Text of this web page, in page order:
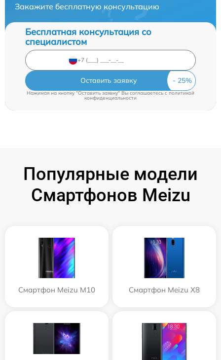
Закажите бесплатную консультацию
Бесплатная консультация со
специалистом
Оставить заявку
Нажимая на кнопку "Оставить заявку" Вы соглашаетесь cполитикой
конфиденциальности
Популярные модели
Смартфонов Meizu
Смартфон Meizu M10 Смартфон Meizu X8